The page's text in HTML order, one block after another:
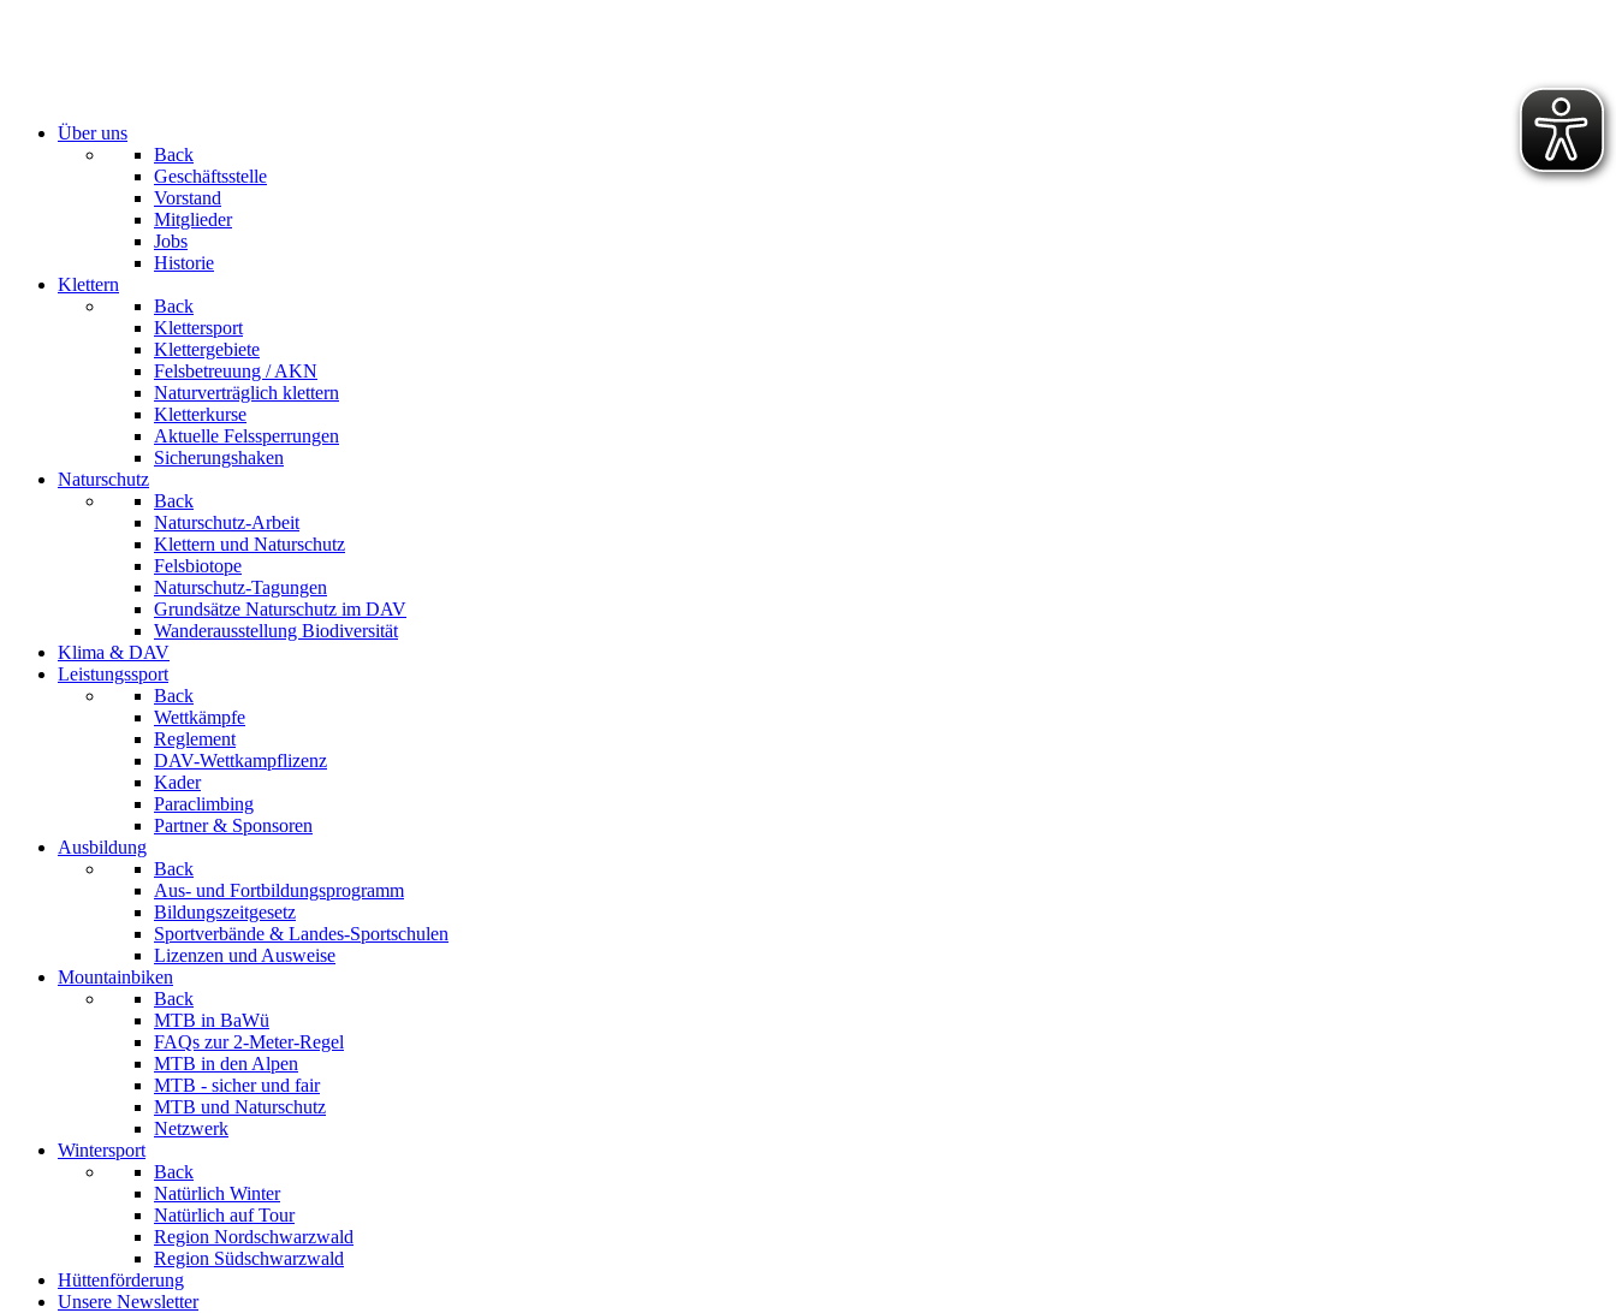
Über uns
Back
Geschäftsstelle
Vorstand
Mitglieder
Jobs
Historie
Klettern
Back
Klettersport
Klettergebiete
Felsbetreuung / AKN
Naturverträglich klettern
Kletterkurse
Aktuelle Felssperrungen
Sicherungshaken
Naturschutz
Back
Naturschutz-Arbeit
Klettern und Naturschutz
Felsbiotope
Naturschutz-Tagungen
Grundsätze Naturschutz im DAV
Wanderausstellung Biodiversität
Klima & DAV
Leistungssport
Back
Wettkämpfe
Reglement
DAV-Wettkampflizenz
Kader
Paraclimbing
Partner & Sponsoren
Ausbildung
Back
Aus- und Fortbildungsprogramm
Bildungszeitgesetz
Sportverbände & Landes-Sportschulen
Lizenzen und Ausweise
Mountainbiken
Back
MTB in BaWü
FAQs zur 2-Meter-Regel
MTB in den Alpen
MTB - sicher und fair
MTB und Naturschutz
Netzwerk
Wintersport
Back
Natürlich Winter
Natürlich auf Tour
Region Nordschwarzwald
Region Südschwarzwald
Hüttenförderung
Unsere Newsletter